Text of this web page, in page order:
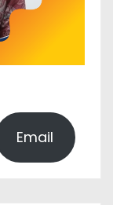
Email